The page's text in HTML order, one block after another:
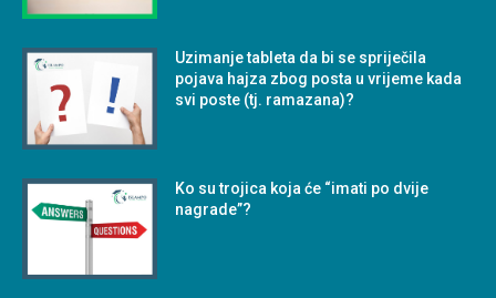
Uzimanje tableta da bi se spriječila
pojava hajza zbog posta u vrijeme kada
svi poste (tj. ramazana)?
Ko su trojica koja će “imati po dvije
nagrade”?